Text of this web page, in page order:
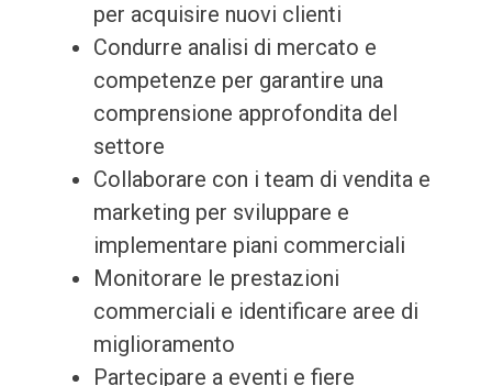
per acquisire nuovi clienti
Condurre analisi di mercato e
competenze per garantire una
comprensione approfondita del
settore
Collaborare con i team di vendita e
marketing per sviluppare e
implementare piani commerciali
Monitorare le prestazioni
commerciali e identificare aree di
miglioramento
Partecipare a eventi e fiere